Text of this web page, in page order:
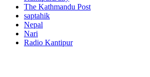
The Kathmandu Post
saptahik
Nepal
Nari
Radio Kantipur